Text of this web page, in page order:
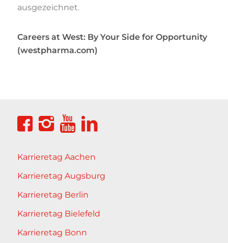
ausgezeichnet.
Careers at West: By Your Side for Opportunity
(westpharma.com)
Karrieretag Aachen
Karrieretag Augsburg
Karrieretag Berlin
Karrieretag Bielefeld
Karrieretag Bonn